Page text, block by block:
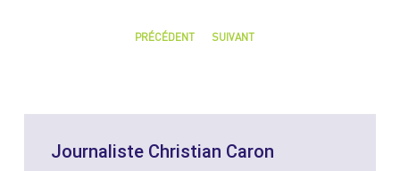
PRÉCÉDENT SUIVANT
Journaliste Christian Caron